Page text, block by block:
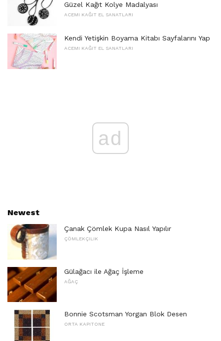
Güzel Kağıt Kolye Madalyası
ACEMI KAĞIT EL SANATLARI
Kendi Yetişkin Boyama Kitabı Sayfalarını Yap
ACEMI KAĞIT EL SANATLARI
ad
Newest
Çanak Çömlek Kupa Nasıl Yapılır
ÇÖMLEKÇILIK
Gülağacı ile Ağaç İşleme
AĞAÇ
Bonnie Scotsman Yorgan Blok Desen
ORTA KAPITONE